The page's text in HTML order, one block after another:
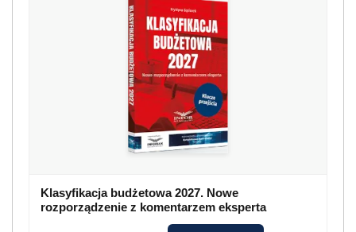
Klasyfikacja budżetowa 2027. Nowe
rozporządzenie z komentarzem eksperta